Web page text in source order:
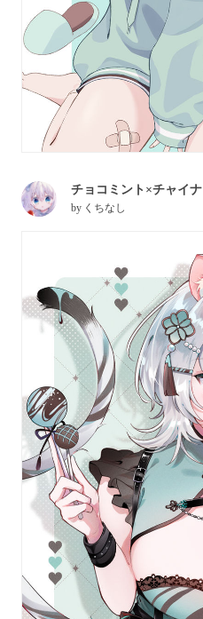
チョコミント×チャイナ
by くちなし